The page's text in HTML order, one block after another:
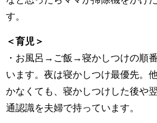
す。
＜育児＞
・お風呂→ご飯→寝かしつけの順
います。夜は寝かしつけ最優先。
かなくても、寝かしつけした後や
通認識を夫婦で持っています。